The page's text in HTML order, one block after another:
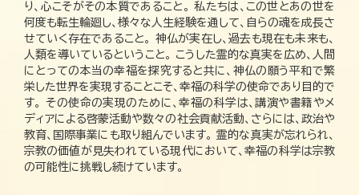
り、心こそがその本質であること。 私たちは、この世とあの世を
何度も転生輪廻し、様々な人生経験を通して、自らの魂を成長さ
せていく存在であること。 神仏が実在し、過去も現在も未来も、
人類を導いているということ。 こうした霊的な真実を広め、人間
にとっての本当の幸福を探究すると共に、神仏の願う平和で繁
栄した世界を実現することこそ、幸福の科学の使命であり目的で
す。 その使命の実現のために、幸福の科学は、講演や書籍やメ
ディアによる啓蒙活動や数々の社会貢献活動、さらには、政治や
教育、国際事業にも取り組んでいます。 霊的な真実が忘れられ、
宗教の価値が見失われている現代において、幸福の科学は宗教
の可能性に挑戦し続けています。